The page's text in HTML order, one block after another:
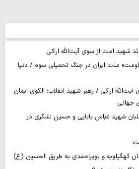
شهید امت از سوی آیت‌الله اراکی
ملت ایران در جنگ تحمیلی سوم / دنیا
اراکی / رهبر شهید انقلاب؛ الگوی ایمان
جهانی
شهید عباس بابایی و حسین لشگری در